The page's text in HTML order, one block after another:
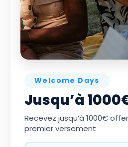
Welcome Days
Jusqu’à
Recevez jusqu’à 1000€
premier versement